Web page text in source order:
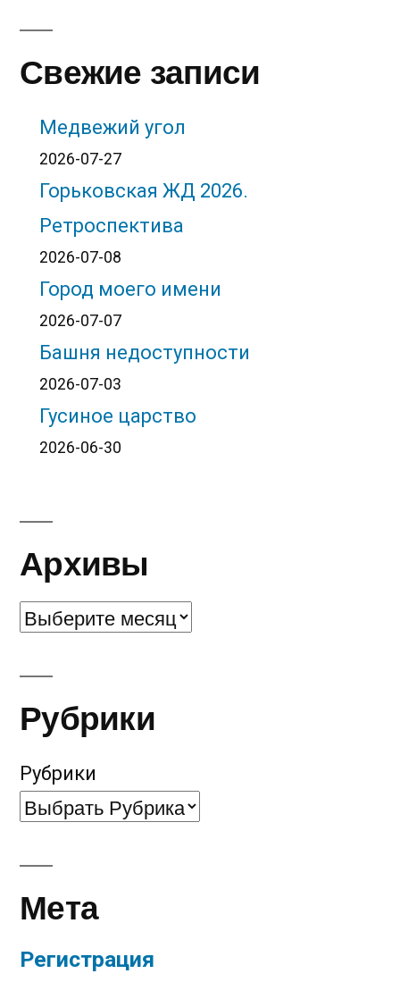
Свежие записи
Медвежий угол
2026-07-27
Горьковская ЖД 2026.
Ретроспектива
2026-07-08
Город моего имени
2026-07-07
Башня недоступности
2026-07-03
Гусиное царство
2026-06-30
Архивы
Архивы
Рубрики
Рубрики
Мета
Регистрация